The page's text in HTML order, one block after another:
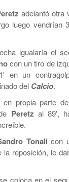
adelantó otra
luego vendrían
igualaría el
con un tiro de
en un
del Calcio.
propia parte de
Peretz al 89′,
Tonali con
reposición, le
coloca en el